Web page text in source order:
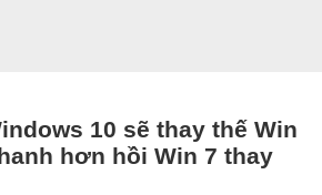
10 sẽ thay thế Win
hơn hồi Win 7 thay